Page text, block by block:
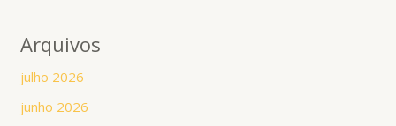
Arquivos
julho 2026
junho 2026